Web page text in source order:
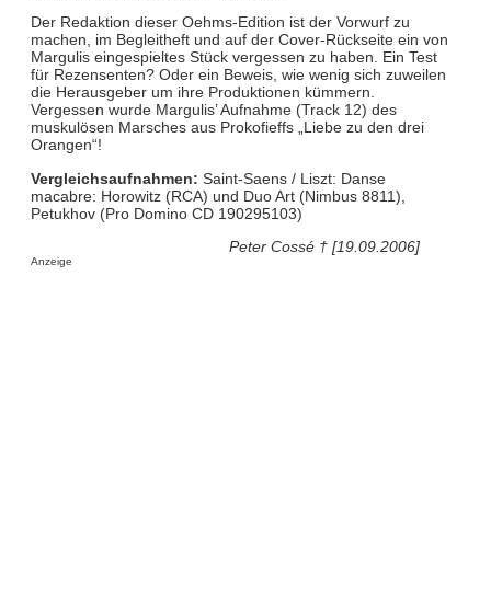
Der Redaktion dieser Oehms-Edition ist der Vorwurf zu
machen, im Begleitheft und auf der Cover-Rückseite ein von
Margulis eingespieltes Stück vergessen zu haben. Ein Test
für Rezensenten? Oder ein Beweis, wie wenig sich zuweilen
die Herausgeber um ihre Produktionen kümmern.
Vergessen wurde Margulis’ Aufnahme (Track 12) des
muskulösen Marsches aus Prokofieffs „Liebe zu den drei
Orangen“!
Vergleichsaufnahmen: Saint-Saens / Liszt: Danse
macabre: Horowitz (RCA) und Duo Art (Nimbus 8811),
Petukhov (Pro Domino CD 190295103)
Peter Cossé † [19.09.2006]
Anzeige